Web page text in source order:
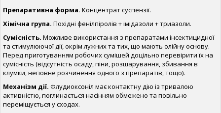
Препаративна форма. Концентрат суспензії.
Хімічна група. Похідні фенілпіролів + імідазоли + триазоли.
Сумісність. Можливе використання з препаратами інсектицидної
та стимулюючої дії, окрім лужних та тих, що мають олійну основу.
Перед приготуванням робочих сумішей доцільно перевірити їх на
сумісність (відсутність осаду, піни, розшарування, збивання в
клумки, неповне розчинення одного з препаратів, тощо).
Механізм дії. Флудиоксоніл має контактну дію із тривалою
активністю, поглинається насінням обмежено та повільно
переміщується у сходах.